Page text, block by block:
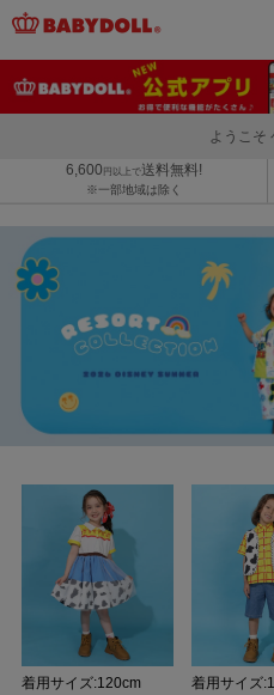
ようこそ
6,600 円以上で送料無料!
※一部地域は除く
着用サイズ:120cm
着用サイズ